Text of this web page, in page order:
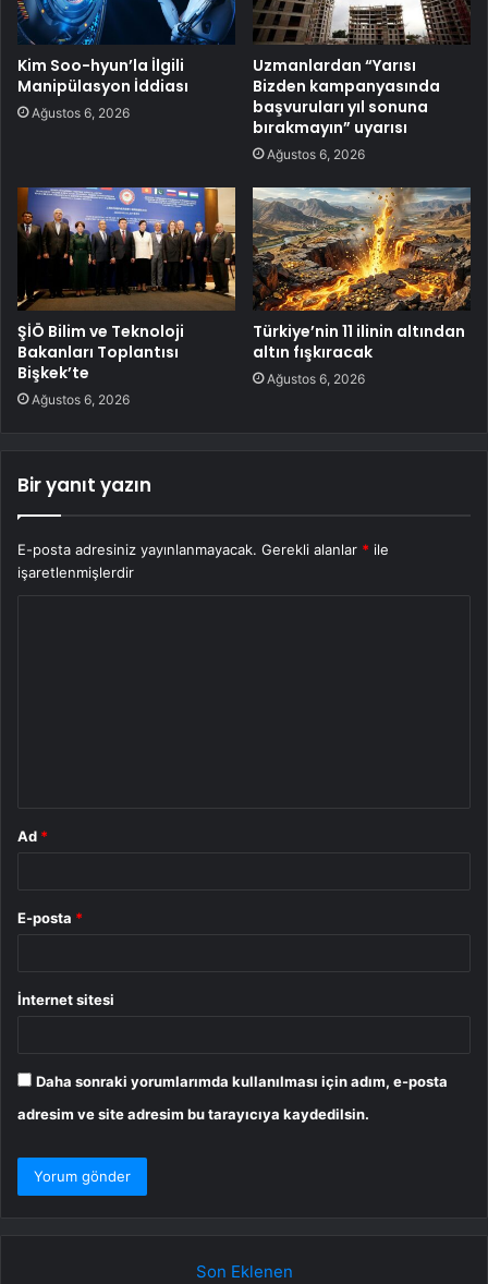
Kim Soo-hyun’la İlgili
Manipülasyon İddiası
Ağustos 6, 2026
Uzmanlardan “Yarısı
Bizden kampanyasında
başvuruları yıl sonuna
bırakmayın” uyarısı
Ağustos 6, 2026
ŞİÖ Bilim ve Teknoloji
Bakanları Toplantısı
Bişkek’te
Ağustos 6, 2026
Türkiye’nin 11 ilinin altından
altın fışkıracak
Ağustos 6, 2026
Bir yanıt yazın
E-posta adresiniz yayınlanmayacak. Gerekli alanlar * ile
işaretlenmişlerdir
Ad *
E-posta *
İnternet sitesi
Daha sonraki yorumlarımda kullanılması için adım, e-posta
adresim ve site adresim bu tarayıcıya kaydedilsin.
Son Eklenen